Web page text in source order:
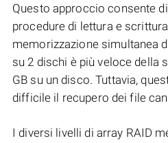
Questo approccio consente
procedure di lettura e
memorizzazione simultanea
su 2 dischi è più veloce della
GB su un disco. Tuttavia,
difficile il recupero dei file
I diversi livelli di array RAID